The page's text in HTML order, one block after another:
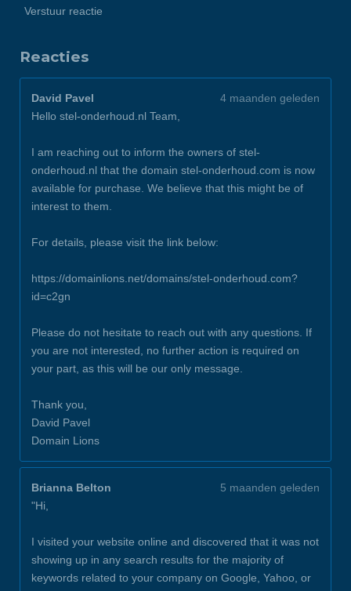
Verstuur reactie
Reacties
David Pavel
4 maanden geleden
Hello stel-onderhoud.nl Team,
I am reaching out to inform the owners of stel-
onderhoud.nl that the domain stel-onderhoud.com is now
available for purchase. We believe that this might be of
interest to them.
For details, please visit the link below:
https://domainlions.net/domains/stel-onderhoud.com?
id=c2gn
Please do not hesitate to reach out with any questions. If
you are not interested, no further action is required on
your part, as this will be our only message.
Thank you,
David Pavel
Domain Lions
Brianna Belton
5 maanden geleden
"Hi,
I visited your website online and discovered that it was not
showing up in any search results for the majority of
keywords related to your company on Google, Yahoo, or